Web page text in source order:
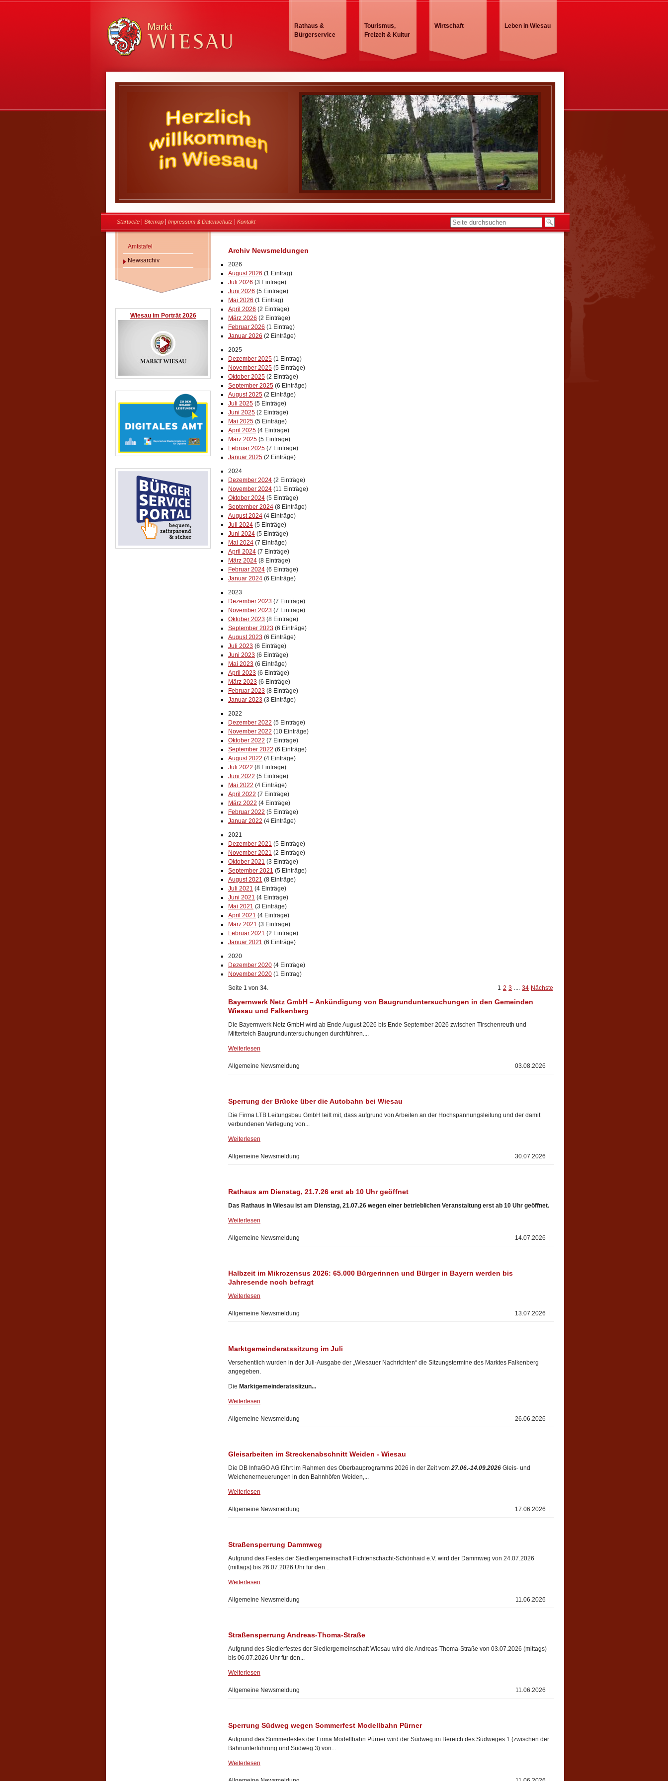
Rathaus &
Bürgerservice
Tourismus,
Freizeit & Kultur
Wirtschaft Leben in Wiesau
Startseite Sitemap Impressum & Datenschutz Kontakt
Archiv Newsmeldungen
2026
August 2026 (1 Eintrag)
Juli 2026 (3 Einträge)
Juni 2026 (5 Einträge)
Mai 2026 (1 Eintrag)
April 2026 (2 Einträge)
März 2026 (2 Einträge)
Februar 2026 (1 Eintrag)
Januar 2026 (2 Einträge)
2025
Dezember 2025 (1 Eintrag)
November 2025 (5 Einträge)
Oktober 2025 (2 Einträge)
September 2025 (6 Einträge)
August 2025 (2 Einträge)
Juli 2025 (5 Einträge)
Juni 2025 (2 Einträge)
Mai 2025 (5 Einträge)
April 2025 (4 Einträge)
März 2025 (5 Einträge)
Februar 2025 (7 Einträge)
Januar 2025 (2 Einträge)
2024
Dezember 2024 (2 Einträge)
November 2024 (11 Einträge)
Oktober 2024 (5 Einträge)
September 2024 (8 Einträge)
August 2024 (4 Einträge)
Juli 2024 (5 Einträge)
Juni 2024 (5 Einträge)
Mai 2024 (7 Einträge)
April 2024 (7 Einträge)
März 2024 (8 Einträge)
Februar 2024 (6 Einträge)
Januar 2024 (6 Einträge)
2023
Dezember 2023 (7 Einträge)
November 2023 (7 Einträge)
Oktober 2023 (8 Einträge)
September 2023 (6 Einträge)
August 2023 (6 Einträge)
Juli 2023 (6 Einträge)
Juni 2023 (6 Einträge)
Mai 2023 (6 Einträge)
April 2023 (6 Einträge)
März 2023 (6 Einträge)
Februar 2023 (8 Einträge)
Januar 2023 (3 Einträge)
2022
Dezember 2022 (5 Einträge)
November 2022 (10 Einträge)
Oktober 2022 (7 Einträge)
September 2022 (6 Einträge)
August 2022 (4 Einträge)
Juli 2022 (8 Einträge)
Juni 2022 (5 Einträge)
Mai 2022 (4 Einträge)
April 2022 (7 Einträge)
März 2022 (4 Einträge)
Februar 2022 (5 Einträge)
Januar 2022 (4 Einträge)
2021
Dezember 2021 (5 Einträge)
November 2021 (2 Einträge)
Oktober 2021 (3 Einträge)
September 2021 (5 Einträge)
August 2021 (8 Einträge)
Juli 2021 (4 Einträge)
Juni 2021 (4 Einträge)
Mai 2021 (3 Einträge)
April 2021 (4 Einträge)
März 2021 (3 Einträge)
Februar 2021 (2 Einträge)
Januar 2021 (6 Einträge)
2020
Dezember 2020 (4 Einträge)
November 2020 (1 Eintrag)
Seite 1 von 34.
1 2 3 .... 34 Nächste
Bayernwerk Netz GmbH – Ankündigung von Baugrunduntersuchungen in den Gemeinden
Wiesau und Falkenberg
Die Bayernwerk Netz GmbH wird ab Ende August 2026 bis Ende September 2026 zwischen Tirschenreuth und
Mitterteich Baugrunduntersuchungen durchführen....
Weiterlesen
03.08.2026
Allgemeine Newsmeldung
Sperrung der Brücke über die Autobahn bei Wiesau
Die Firma LTB Leitungsbau GmbH teilt mit, dass aufgrund von Arbeiten an der Hochspannungsleitung und der damit
verbundenen Verlegung von...
Weiterlesen
30.07.2026
Allgemeine Newsmeldung
Rathaus am Dienstag, 21.7.26 erst ab 10 Uhr geöffnet
Das Rathaus in Wiesau ist am Dienstag, 21.07.26 wegen einer betrieblichen Veranstaltung erst ab 10 Uhr geöffnet.
Weiterlesen
14.07.2026
Allgemeine Newsmeldung
Halbzeit im Mikrozensus 2026: 65.000 Bürgerinnen und Bürger in Bayern werden bis
Jahresende noch befragt
Weiterlesen
13.07.2026
Allgemeine Newsmeldung
Marktgemeinderatssitzung im Juli
Versehentlich wurden in der Juli-Ausgabe der „Wiesauer Nachrichten“ die Sitzungstermine des Marktes Falkenberg
angegeben.
Die Marktgemeinderatssitzun...
Weiterlesen
26.06.2026
Allgemeine Newsmeldung
Gleisarbeiten im Streckenabschnitt Weiden - Wiesau
Die DB InfraGO AG führt im Rahmen des Oberbauprogramms 2026 in der Zeit vom 27.06.-14.09.2026 Gleis- und
Weichenerneuerungen in den Bahnhöfen Weiden,...
Weiterlesen
17.06.2026
Allgemeine Newsmeldung
Straßensperrung Dammweg
Aufgrund des Festes der Siedlergemeinschaft Fichtenschacht-Schönhaid e.V. wird der Dammweg von 24.07.2026
(mittags) bis 26.07.2026 Uhr für den...
Weiterlesen
11.06.2026
Allgemeine Newsmeldung
Straßensperrung Andreas-Thoma-Straße
Aufgrund des Siedlerfestes der Siedlergemeinschaft Wiesau wird die Andreas-Thoma-Straße von 03.07.2026 (mittags)
bis 06.07.2026 Uhr für den...
Weiterlesen
11.06.2026
Allgemeine Newsmeldung
Sperrung Südweg wegen Sommerfest Modellbahn Pürner
Aufgrund des Sommerfestes der Firma Modellbahn Pürner wird der Südweg im Bereich des Südweges 1 (zwischen der
Bahnunterführung und Südweg 3) von...
Weiterlesen
Amtstafel
Newsarchiv
Wiesau im Porträt 2026